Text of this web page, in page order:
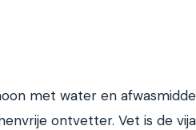
met water en
ontvetter. Vet is de